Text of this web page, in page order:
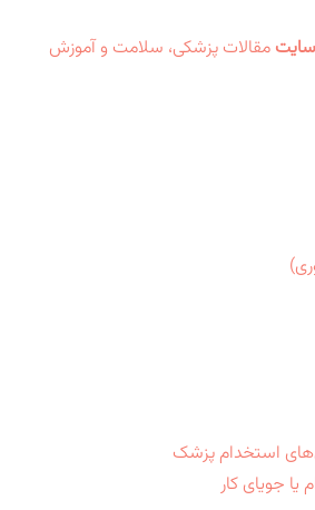
مقالات پزشکی، سلامت و آموزش
استخدام پزشک
جویای کار